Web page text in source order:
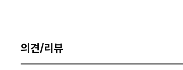
의견/리뷰